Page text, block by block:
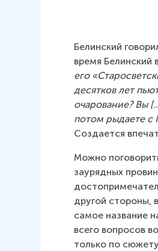
Белинский
время Белинский
его
десятков лет
очарование? Вы
потом рыдаете с
Создается
Можно
заурядных
другой стороны,
самое название
всего вопросов
только по